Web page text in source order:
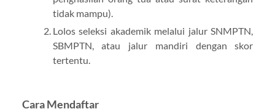
tidak mampu).
Lolos seleksi akademik melalui jalur SNMPTN,
SBMPTN, atau jalur mandiri dengan skor
tertentu.
Cara Mendaftar